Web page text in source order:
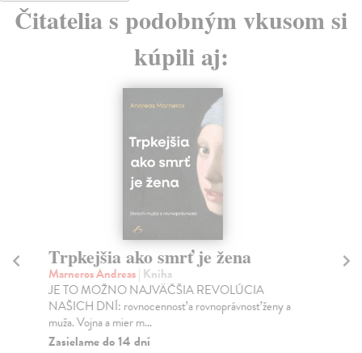
Čitatelia s podobným vkusom si
kúpili aj:
Trpkejšia ako smrť je žena
Marneros Andreas| Kniha
JE TO MOŽNO NAJVÄČŠIA REVOLÚCIA
NAŠICH DNÍ: rovnocennosť a rovnoprávnosť ženy a
muža. Vojna a mier m...
Zasielame do 14 dní